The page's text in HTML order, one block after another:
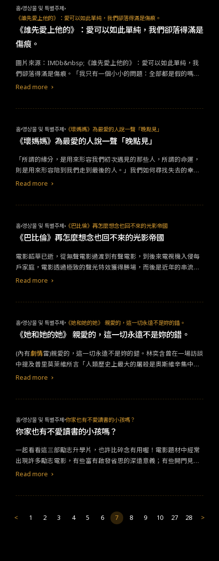
席尼墨菲，對於這份不解，頓時有種感動，很希望電影的純粹就停
留在這裡，但我最終還是為了片尾消失的部分工作人員感到哀悼，
但終究一事歸一事，我覺得諾蘭電影的行銷已經大可不必為了電影
大做出貢獻的每一個人，他們不值得為藝術而犧牲。&nbsp;普羅米
修斯最終為海克力士所救，擺脫永恆的折磨，那麼我們要為犯下的
錯付出多少代價，才能獲得救贖呢？
一體兩面的也是如此，因為沒有話題、沒有引爆點，愛情線也不夠
虐心和撒糖，十集看下來就是沒有大毛病，但也沒有一定要追完的
理由。從角色的耐人尋味度而言，處理得最完整的人物，就只有女
主徐雅莉，其他人不管是霸道總裁，還是好的令人無法挑剔的女二
尹詩炫，都只能是襯托主角的綠葉，12集每一集的焦點都放在主角
身上，沒有支線可以發展，看來久了也是會彈性疲乏。《絕世網
紅》的故事企圖想將網紅的「職業奇觀」讓觀眾可以產生話題性，
像是一開始有男主脱鞋的方式但後續話題後繼無力，雖然沒有直接
「徐雅莉」這種人存在嗎？或許「徐雅莉」不存在，但她的存在讓
這個世界多了一些希望不是嗎？我很喜歡這部劇集，將「階級」的
符碼，安插在各個橋段中，甚至直接寫成了衝突的戲碼，在古代的
社會中，階級會決定一個人的一生該怎麼活，現今的社會我們提倡
平等，鄙視特權，但是「階級」的枷鎖卻還是深深的刻印在每個角
色的內心當中，變成一個最高的指導原則你要怎麼活？你要承擔哪
「徐雅莉」，她代表的是與惡意對抗的良知，正如每個人都有過的
僥倖心態，良知也需要一個契機被喚醒，正義得以被伸張不是最好
的結局，確是整個社會最需要的結果。#追劇日常 #網紅秘辛 #有感
而發 #韓劇
密將深植心底。「美麗、疼痛，成長是難以癒合的傷口。」2019年
看了Lukas Dhont的首部作品《芭蕾少女夢》之後，寫下了這句
話。如今看了新作《親密》，竟能得出相同的感受。延續前作的青
少年成長題材和性別議題，《親密》更加幽微、收斂，力道卻出奇
驚人。
홈 영상물 및 특별주제
《誰先愛上他的》：愛可以如此單純，我們卻落得滿是傷痕。
《誰先愛上他的》：愛可以如此單純，我們卻落得滿是
傷痕。
圖片來源：IMDb&nbsp;《誰先愛上他的》：愛可以如此單純，我
們卻落得滿是傷痕。「我只有一個小小的問題：全部都是假的嗎？
沒有一點愛嗎？就，一點點都沒有嗎？」當你發現這世界唯一能理
雜的技術，只需要真誠。故事的真誠、演員的真誠，甚至背後工作
者的真誠，觀眾透過銀幕，都能感受得到。這就是為什麼這部電影
疾首的悲劇，不帶諷刺、批判，反而從「人」出發。以一個小小的
家庭，與社會辯證什麼是「愛」。議題正符合現在台灣的環境，是
什麼樣的社會，逼迫我們想辦法成為人們眼中的正常。這題材雖然
得深刻而動人。歇斯底里的劉三蓮、吊兒啷噹的阿傑、叛逆懵懂的
以更簡單，他們卻換來一身傷。立體的人物性格和動機給了很棒的
發揮空間，演員是撐起整部片的最大功臣。劇場女神謝盈萱充滿爆
又很有溫度的氣場。尤其邱澤收放自如，內斂豐沛的情感表現太讓
我驚艷，一舉一動都散發著獨特的個人魅力。而小孩演員黃聖球在
這樣的夾擊之下，仍然表現得自然從容，值得肯定。除了真誠，電
上李英宏的音樂，太搭了。以傳統為根基，放入現代活潑的元素，
這絕對不是一部完美的電影，甚至有點像電視劇。有些多餘、有些
缺乏，不免讓人覺得粗糙。但那種共鳴不是任何一部大製作能做到
子有說有笑，走在傾斜的道路上，一股暖流湧上心頭。走出電影
院，腦海中還在迴響著那首《峇里島》，多希望有一天那些單純的
愛和美好，可以再單純一點。
Read more
홈 영상물 및 특별주제 《壞媽媽》為最愛的人說一聲「晚點見」
《壞媽媽》為最愛的人說一聲「晚點見」
「所謂的緣分，是用來形容我們初次遇見的那些人，所謂的命運，
則是用來形容陪到我們走到最後的人。」我們如何尋找失去的幸
福？《壞媽媽》的故事一開始是這樣的，經營養豬場的嚴苛母親陳
在學習上，課外活動，再見、談戀愛，再見、看電視，再見、玩玩
具，再見，就連吃飯都不能吃太飽，就只怕會不小心太睏，無法念
為傷感，陳英順寧願強豪恨她，也要望子成龍，是因為她見證到韓
國社會資產階級的不公平，為所欲為的富商財團，竟可以與檢調單
位攜手，讓她一夕之間失去所愛，陳英順的苦難造成一個循環的悲
母親的辛勤，希望能透過一己之力，孤獨完成復仇。明明勢單力
薄，卻還想要翻轉僵化的社會體制，《壞媽媽》有多段戲都讓人看
不得穿的衣服，吊牌還未剪掉，所有的精心準備，看在有錢人眼裡
都微不足道，其後更產生更多的悲劇，強豪的智力退化成7歲時的回
憶，陳英順再度一肩扛起照顧兒子的重擔，見證兒子一直念念不忘
走養豬場，卻又不捨陳英順一路走來如此辛苦，他們互有小抱怨，
活得真是辛苦，卻又如此真實。但是「壞媽媽」何以成為「壞媽
子為核心，展現南韓從過往窮困的八九零年代，進化到現今的富庶
繁榮，雖已是人心不古，無權無勢的小人物，就連尊嚴都無所獲，
豬舍被燒，丈夫死亡，兒子也身受重傷。世界彷彿是這樣，達爾文
代的不幸，這是他們表達愛的方式，不懂得如何去說，怕稍微動了
的，軟弱讓我們知道我們是誰。陳英順重新照顧兒子，才終於理解
自已的兒子，她得知自已身患重病，帶著兒子走一遍告別式的流
Read more
홈 영상물 및 특별주제 《巴比倫》再怎麼想念也回不來的光影帝國
《巴比倫》再怎麼想念也回不來的光影帝國
電影韶華已逝，從無聲電影過渡到有聲電影，到後來電視機入侵每
戶家庭，電影透過極致的聲光特效獲得勝場，而後是近年的串流平
台革命。對於愛電影之人，如何哀婉又華麗的敘述好萊塢黃金時
在其中挖掘出藝術價值，下里巴人也能是陽春白雪，只要你認真看
待。&nbsp;&nbsp;為了獲取名與利，你願意犧牲什麼？&nbsp;
價，然則《進擊的鼓手》、《樂來越愛你》以及《登月先鋒》都千
錘百鍊迎向璀璨，《巴比倫》卻是迎接不得不面對的頹敗，整部電
影幾乎每個角色都有本，權傾一時的大牌明星傑克康拉德(布萊德彼
萊塢華裔女星黃柳霜；至於男主角曼尼托雷斯(迪亞哥卡爾瓦 飾演)
則被認為是來自古巴的製片René Cardona，後期回到墨西哥繼續
如《大藝術家》般的熱情洋溢，在他的鏡頭下，這段歷史更顯得深
沉且悲傷，首一小時在連番過場的荒淫派對，裸身與爵士樂構築成
驚人奇觀，金錢、毒品、美酒與美食相伴，彷彿沒有明天一樣瘋
一樣被拉進好萊塢，每個人都昏昏沉沉，卻又充滿活力。長達3小時
掩飾透過傑克康拉德之口，批判將上流階層文化帶入電影的白領階
級，卻也憐惜的以伊莉諾聖約翰(珍史馬特 飾演)的八卦媒體記者，
Read more
홈 영상물 및 특별주제 《她和她的她》 親愛的，這一切永遠不是妳的錯。
《她和她的她》 親愛的，這一切永遠不是妳的錯。
(內有劇情雷)親愛的，這一切永遠不是妳的錯。​林奕含曾在一場訪談
中提及普里莫萊維所言「人類歷史上最大的屠殺是奧斯維辛集中
營，但其實不是，人類歷史上最大規模的屠殺，是房思琪式的強
和她的她》，不免一頭霧水，在於前幾集過於模糊不清的兇殺事
件，故事初始是事業得意、性格聰慧且美麗的顧問林晨曦(許瑋甯 飾
與孤寂，狡獪、粗暴地對她上下其手，讓林晨曦的生活陷入五里迷
霧，與男友李皓明(李程彬 飾演)的距離也越來越遠，就在這瞬間，
一場車禍驚天動地的改變了她的生活。車禍之後，林晨曦彷彿來到
原本已經離世的父親與弟弟都還健在，卻突然得知昔日理化老師謝
養護院護理長的顏聖華(賈靜雯 飾演)。來到另一個平行時空，擁有
弔詭、充滿懸念的神祕，看似老調重彈的懸疑凶殺案，背後卻潛藏
Read more
홈 영상물 및 특별주제 你家也有不愛讀書的小孩嗎？
你家也有不愛讀書的小孩嗎？
一起看看這三部勵志升學片，也許比碎念有用喔！電影題材中經常
出現許多勵志電影，有些富有啟發省思的深遠意義；有些開門見山
的道出社會底層的求學困難。這類型的電影總能帶給觀影人好的啟
劇講述一位名為莉茲的女孩，從小因雙親酗酒吸毒、家境清寒，所
以在學校受盡同學們的嘲笑與欺負。年僅8歲的她為了活下去於是出
Read more
< 1 2 3 4 5 6 7 8 9 10 27 28 >